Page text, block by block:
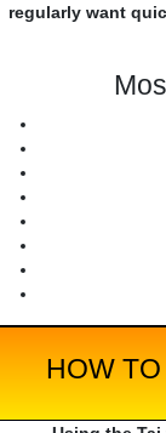
regularly want
HOW